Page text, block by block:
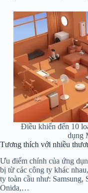
Điều khiển đến 10
dụng
Tương thích với nhiều
Ưu điểm chính của ứng
bị từ các công ty khác
ty toàn cầu như: Samsung,
Onida,…